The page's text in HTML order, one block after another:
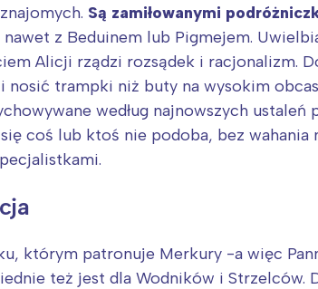
Są zamiłowanymi
z Beduinem lub Pigmejem.
Alicji rządzi rozsądek i racjonalizm.
trampki niż buty na wysokim
według najnowszych
coś lub ktoś nie podoba, bez wahania
którym patronuje Merkury -a więc
też jest dla Wodników i Strzelców.